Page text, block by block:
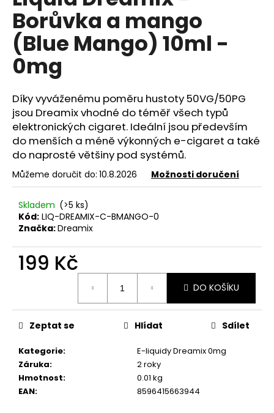
0,0
5
hvězdiček.
Borůvka a mango
(Blue Mango) 10ml -
0mg
Díky vyváženému poměru hustoty 50VG/50PG
jsou Dreamix vhodné do téměř všech typů
elektronických cigaret. Ideální jsou především
do menších a méně výkonných e-cigaret a také
do naprosté většiny pod systémů.
Můžeme doručit do: 10.8.2026 Možnosti doručení
Skladem (>5 ks)
Kód: LIQ-DREAMIX-C-BMANGO-0
Značka:Dreamix
199 Kč
DO KOŠÍKU
Kategorie:
E-liquidy Dreamix 0mg
Záruka:
2 roky
Hmotnost:
0.01 kg
EAN: 8596415663944
Zeptat se Hlídat Sdílet
a
j
í
t
?
HLEDAT
o
p
o
r
u
m
LOST
MARY